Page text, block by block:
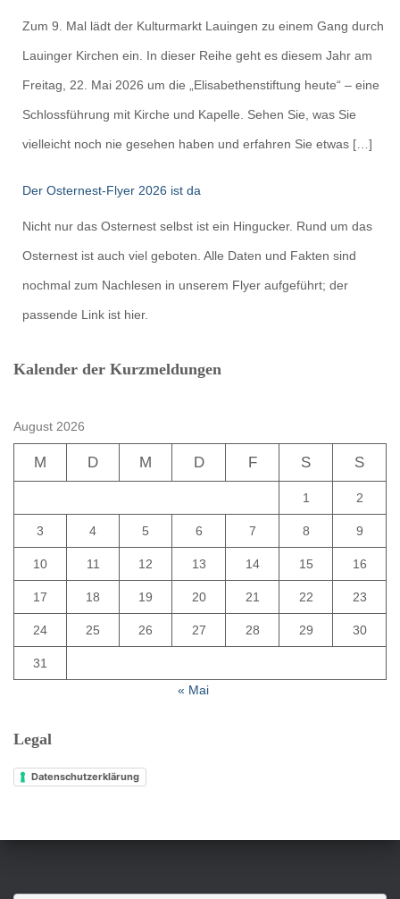
Zum 9. Mal lädt der Kulturmarkt Lauingen zu einem Gang durch
Lauinger Kirchen ein. In dieser Reihe geht es diesem Jahr am
Freitag, 22. Mai 2026 um die „Elisabethenstiftung heute“ – eine
Schlossführung mit Kirche und Kapelle. Sehen Sie, was Sie
vielleicht noch nie gesehen haben und erfahren Sie etwas […]
Der Osternest-Flyer 2026 ist da
Nicht nur das Osternest selbst ist ein Hingucker. Rund um das
Osternest ist auch viel geboten. Alle Daten und Fakten sind
nochmal zum Nachlesen in unserem Flyer aufgeführt; der
passende Link ist hier.
Kalender der Kurzmeldungen
August 2026
M D M D F S S
1 2
3 4 5 6 7 8 9
10 11 12 13 14 15 16
17 18 19 20 21 22 23
24 25 26 27 28 29 30
31
« Mai
Legal
Datenschutzerklärung